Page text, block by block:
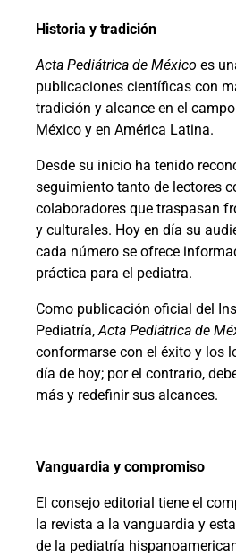
Historia y tradición
Acta Pediátrica de México es
publicaciones científicas con
tradición y alcance en el
México y en América Latina.
Desde su inicio ha tenido
seguimiento tanto de lectores
colaboradores que traspasan
y culturales. Hoy en día su
cada número se ofrece
práctica para el pediatra.
Como publicación oficial del
Pediatría,Acta Pediátrica de
conformarse con el éxito y los
día de hoy; por el contrario,
más y redefinir sus alcances.
Vanguardia y compromiso
El consejo editorial tiene el
la revista a la vanguardia y
de la pediatría